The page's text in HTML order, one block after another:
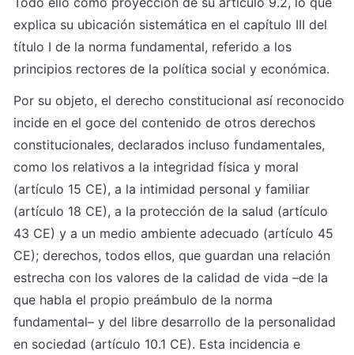
explica su ubicación sistemática en el capítulo III del
título I de la norma fundamental, referido a los
principios rectores de la política social y económica.
Por su objeto, el derecho constitucional así reconocido
incide en el goce del contenido de otros derechos
constitucionales, declarados incluso fundamentales,
como los relativos a la integridad física y moral
(artículo 15 CE), a la intimidad personal y familiar
(artículo 18 CE), a la protección de la salud (artículo
43 CE) y a un medio ambiente adecuado (artículo 45
CE); derechos, todos ellos, que guardan una relación
estrecha con los valores de la calidad de vida –de la
que habla el propio preámbulo de la norma
fundamental– y del libre desarrollo de la personalidad
en sociedad (artículo 10.1 CE). Esta incidencia e